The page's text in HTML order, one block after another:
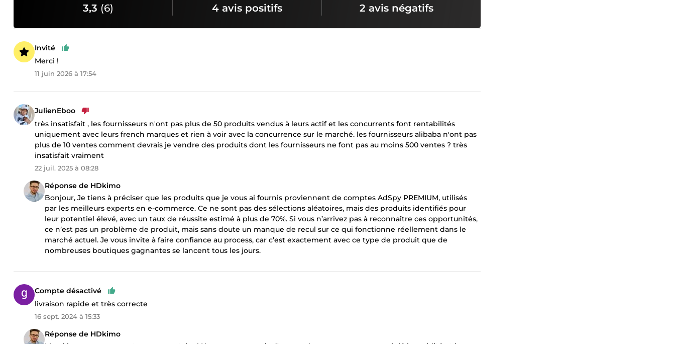
3,3 (6) 4 avis positifs 2 avis négatifs
Invité
Merci !
11 juin 2026 à 17:54
JulienEboo
très insatisfait , les fournisseurs n'ont pas plus de 50 produits vendus à leurs actif et les concurrents font rentabilités
uniquement avec leurs french marques et rien à voir avec la concurrence sur le marché. les fournisseurs alibaba n'ont pas
plus de 10 ventes comment devrais je vendre des produits dont les fournisseurs ne font pas au moins 500 ventes ? très
insatisfait vraiment
22 juil. 2025 à 08:28
Réponse de HDkimo
Bonjour, Je tiens à préciser que les produits que je vous ai fournis proviennent de comptes AdSpy PREMIUM, utilisés
par les meilleurs experts en e-commerce. Ce ne sont pas des sélections aléatoires, mais des produits identifiés pour
leur potentiel élevé, avec un taux de réussite estimé à plus de 70%. Si vous n’arrivez pas à reconnaître ces opportunités,
ce n’est pas un problème de produit, mais sans doute un manque de recul sur ce qui fonctionne réellement dans le
marché actuel. Je vous invite à faire confiance au process, car c’est exactement avec ce type de produit que de
nombreuses boutiques gagnantes se lancent tous les jours.
Compte désactivé
livraison rapide et très correcte
16 sept. 2024 à 15:33
Réponse de HDkimo